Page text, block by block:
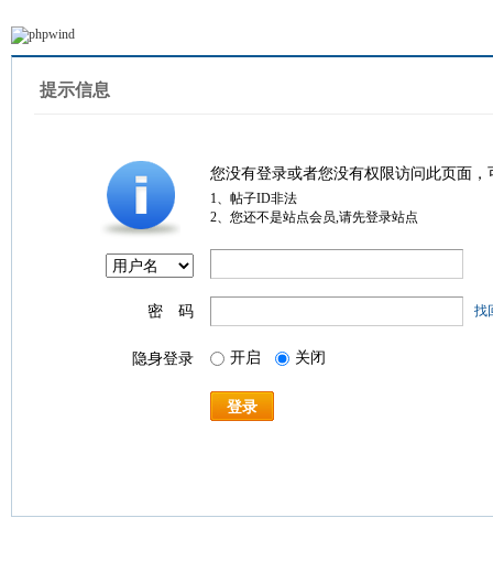
提示信息
您没有登录或者您没有权限访问此页面
1、帖子ID非法
2、您还不是站点会员,请先登录站点
密 码 找
隐身登录 开启 关闭
登录